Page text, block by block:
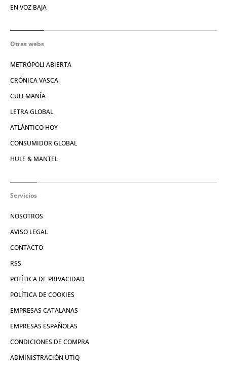
EN VOZ BAJA
Otras webs
METRÓPOLI ABIERTA
CRÓNICA VASCA
CULEMANÍA
LETRA GLOBAL
ATLÁNTICO HOY
CONSUMIDOR GLOBAL
HULE & MANTEL
Servicios
NOSOTROS
AVISO LEGAL
CONTACTO
RSS
POLÍTICA DE PRIVACIDAD
POLÍTICA DE COOKIES
EMPRESAS CATALANAS
EMPRESAS ESPAÑOLAS
CONDICIONES DE COMPRA
ADMINISTRACIÓN UTIQ